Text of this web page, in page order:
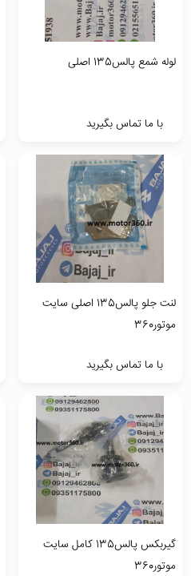
لوله شمع پالس135 اصلی
با ما تماس بگیرید
لنت جلو پالس135 اصلی سایت
موتور360
با ما تماس بگیرید
گیربکس پالس135 کامل سایت
موتور360